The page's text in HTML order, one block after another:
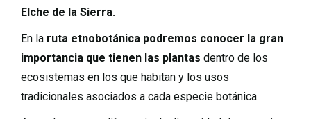
Elche de la Sierra.
En la ruta etnobotánica podremos conocer la gran
importancia que tienen las plantas dentro de los
ecosistemas en los que habitan y los usos
tradicionales asociados a cada especie botánica.